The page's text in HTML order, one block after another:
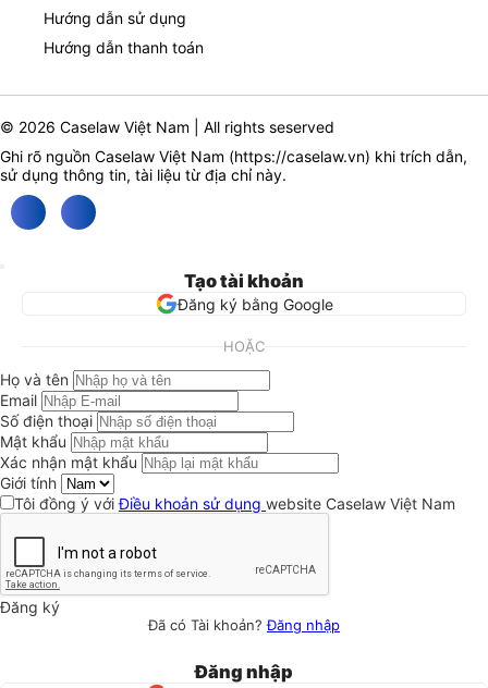
Hướng dẫn sử dụng
Hướng dẫn thanh toán
© 2026 Caselaw Việt Nam | All rights seserved
Ghi rõ nguồn Caselaw Việt Nam (https://caselaw.vn) khi trích dẫn,
sử dụng thông tin, tài liệu từ địa chỉ này.
Tạo tài khoản
Đăng ký bằng Google
HOẶC
Họ và tên
Email
Số điện thoại
Mật khẩu
Xác nhận mật khẩu
Giới tính
Tôi đồng ý vớiĐiều khoản sử dụng website Caselaw Việt Nam
Đăng ký
Đã có Tài khoản?Đăng nhập
Đăng nhập